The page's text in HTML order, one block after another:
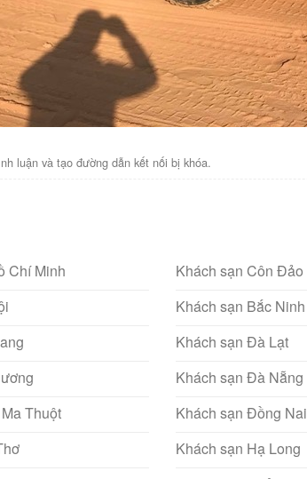
luận và tạo đường dẫn kết nối bị khóa.
Chí Minh
Thuột
Khách sạn Côn Đảo
Khách sạn Bắc Ninh
Khách sạn Đà Lạt
Khách sạn Đà Nẵng
Khách sạn Đồng Nai
Khách sạn Hạ Long